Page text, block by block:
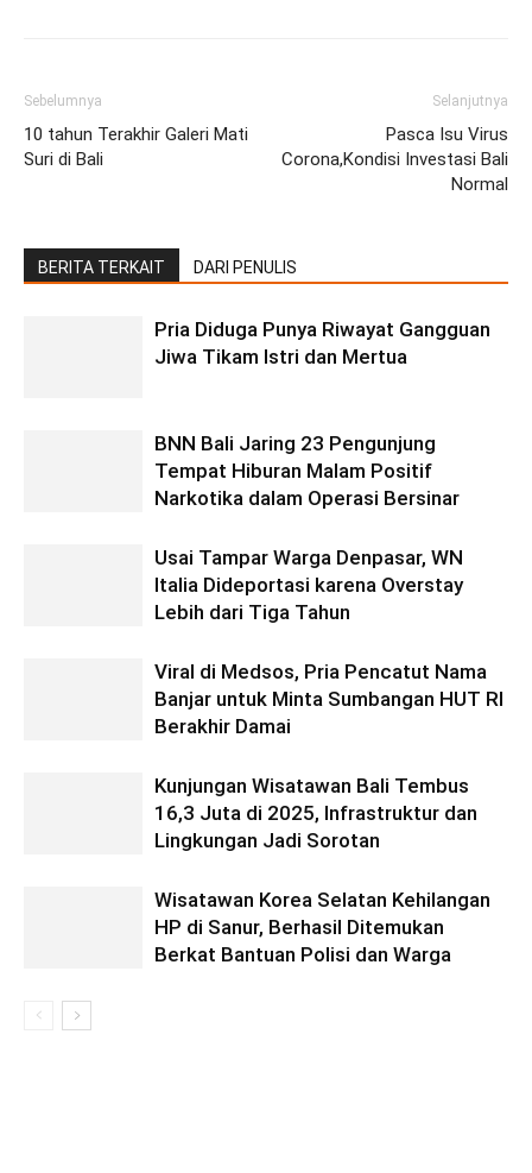
Sebelumnya
10 tahun Terakhir Galeri Mati
Suri di Bali
Selanjutnya
Pasca Isu Virus
Corona,Kondisi Investasi Bali
Normal
BERITA TERKAIT DARI PENULIS
Pria Diduga Punya Riwayat Gangguan
Jiwa Tikam Istri dan Mertua
BNN Bali Jaring 23 Pengunjung
Tempat Hiburan Malam Positif
Narkotika dalam Operasi Bersinar
Usai Tampar Warga Denpasar, WN
Italia Dideportasi karena Overstay
Lebih dari Tiga Tahun
Viral di Medsos, Pria Pencatut Nama
Banjar untuk Minta Sumbangan HUT RI
Berakhir Damai
Kunjungan Wisatawan Bali Tembus
16,3 Juta di 2025, Infrastruktur dan
Lingkungan Jadi Sorotan
Wisatawan Korea Selatan Kehilangan
HP di Sanur, Berhasil Ditemukan
Berkat Bantuan Polisi dan Warga